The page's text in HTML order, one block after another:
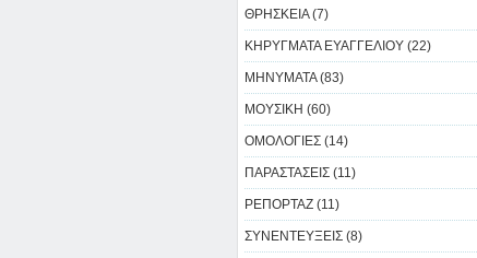
ΘΡΗΣΚΕΙΑ (7)
ΚΗΡΥΓΜΑΤΑ ΕΥΑΓΓΕΛΙΟΥ (22)
ΜΗΝΥΜΑΤΑ (83)
ΜΟΥΣΙΚΗ (60)
ΟΜΟΛΟΓΙΕΣ (14)
ΠΑΡΑΣΤΑΣΕΙΣ (11)
ΡΕΠΟΡΤΑΖ (11)
ΣΥΝΕΝΤΕΥΞΕΙΣ (8)